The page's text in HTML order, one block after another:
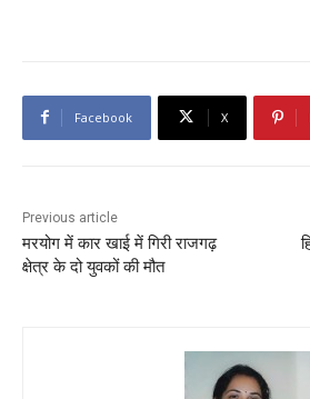
Facebook X
Previous article
मरयोग में कार खाई में गिरी राजगढ़
क्षेत्र के दो युवकों की मौत